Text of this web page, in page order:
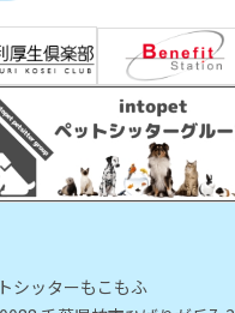
シッターもこもふ